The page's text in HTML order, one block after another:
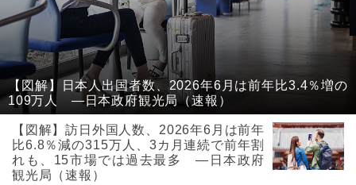
【図解】日本人出国者数、2026年6月は前年比3.4％増の
109万人 ―日本政府観光局（速報）
【図解】訪日外国人数、2026年6月は前年
比6.8％減の315万人、3カ月連続で前年割
れも、15市場では過去最多 ―日本政府
観光局（速報）